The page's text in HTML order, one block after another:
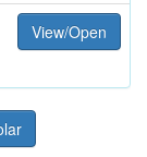
View/Open